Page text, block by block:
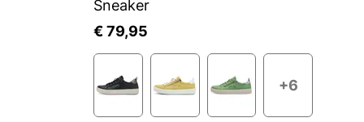
Sneaker
€ 79,95
+6